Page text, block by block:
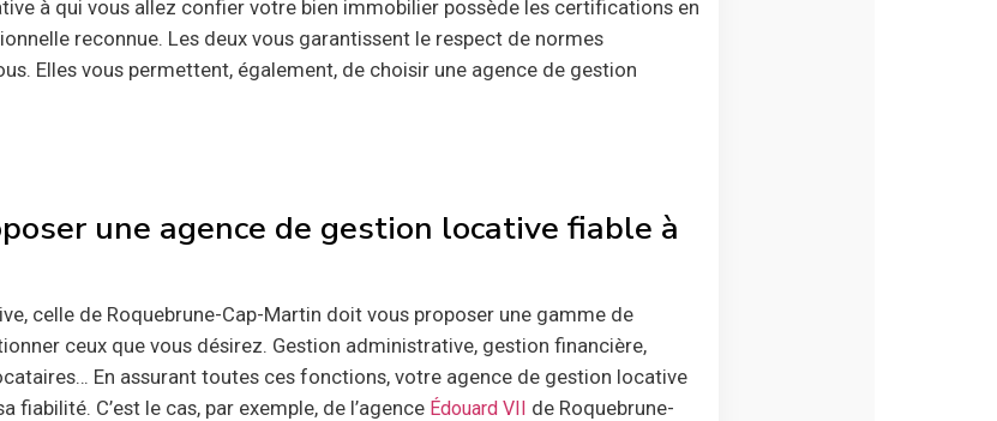
à qui vous allez confier votre bien immobilier possède les certifications en
reconnue. Les deux vous garantissent le respect de normes
Elles vous permettent, également, de choisir une agence de gestion
une agence de gestion locative fiable à
celle de Roquebrune-Cap-Martin doit vous proposer une gamme de
ceux que vous désirez. Gestion administrative, gestion financière,
En assurant toutes ces fonctions, votre agence de gestion locative
C’est le cas, par exemple, de l’agence Édouard VII de Roquebrune-